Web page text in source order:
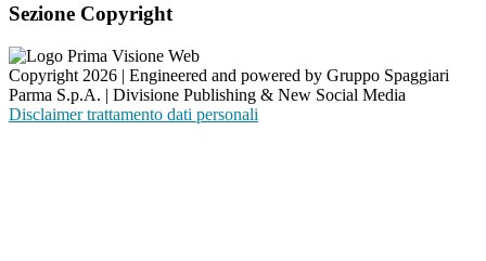
Sezione Copyright
Copyright 2026 | Engineered and powered by Gruppo Spaggiari
Parma S.p.A. | Divisione Publishing & New Social Media
Disclaimer trattamento dati personali